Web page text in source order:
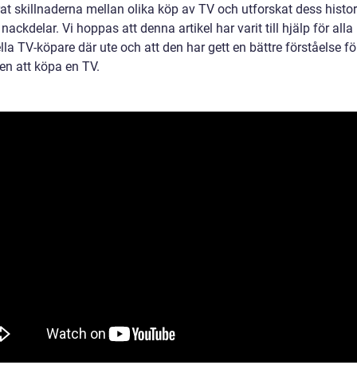
skillnaderna mellan olika köp av TV och utforskat dess
Vi hoppas att denna artikel har varit till hjälp för alla
TV-köpare där ute och att den har gett en bättre förståelse
att köpa en TV.